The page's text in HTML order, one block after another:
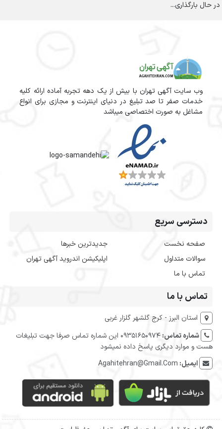
در حال بارگذاری...
وب سایت آگهی تهران با بیش از یک دهه تجربه آماده ارائه کلیه
خدمات صفر تا صد تبلیغ در دنیای اینترنت و مجازی برای انواع
مشاغل به صورت اختصاصی میباشد
دسترسی سریع
صفحه نخست
سوالات متداول
تماس با ما
جدیدترین خبرها
اپلیکیشن اندروید آگهی تهران
تماس با ما
استان البرز - کرج گلشهر گلزار غربی
شماره تماس:
09351650974 این شماره تماس صرفا جهت تبلیغات
هست و موارد دیگری پاسخ داده نمیشود
ایمیل: Agahitehran@Gmail.Com